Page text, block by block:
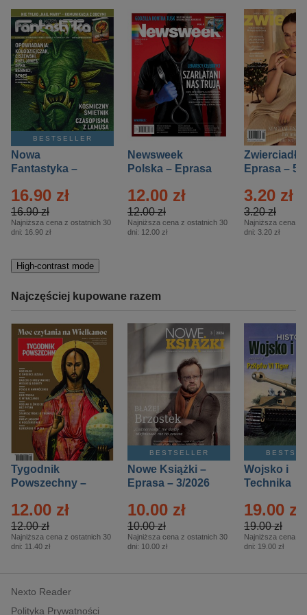
BESTSELLER
Nowa
Fantastyka –
16.90 zł
16.90 zł
Najniższa cena z ostatnich 30
dni: 16.90 zł
Newsweek
Polska – Eprasa
12.00 zł
12.00 zł
Najniższa cena z ostatnich 30
dni: 12.00 zł
Zwierciadło
Eprasa – 5/
3.20 zł
3.20 zł
Najniższa cena z
dni: 3.20 zł
High-contrast mode
Najczęściej kupowane razem
Tygodnik
Powszechny –
12.00 zł
12.00 zł
Najniższa cena z ostatnich 30
dni: 11.40 zł
BESTSELLER
Nowe Książki –
Eprasa – 3/2026
10.00 zł
10.00 zł
Najniższa cena z ostatnich 30
dni: 10.00 zł
Wojsko i
Technika
– 2/2026
19.00 zł
19.00 zł
Najniższa cena z
dni: 19.00 zł
Nexto Reader
Polityka Prywatności